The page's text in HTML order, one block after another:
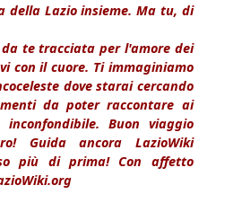
della Lazio insieme. Ma tu, di
te tracciata per l'amore dei
con il cuore. Ti immaginiamo
dove starai cercando
da poter raccontare ai
Buon viaggio
Guida ancora LazioWiki
più di prima! Con affetto